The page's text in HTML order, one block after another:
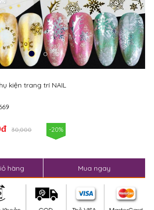
kiện trang trí NAIL
30,000 -20%
hàng Mua ngay